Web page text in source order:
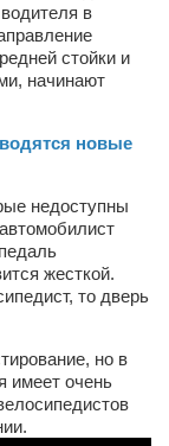
в
стойки и
начинают
новые
недоступны
жесткой.
то дверь
но в
имеет очень